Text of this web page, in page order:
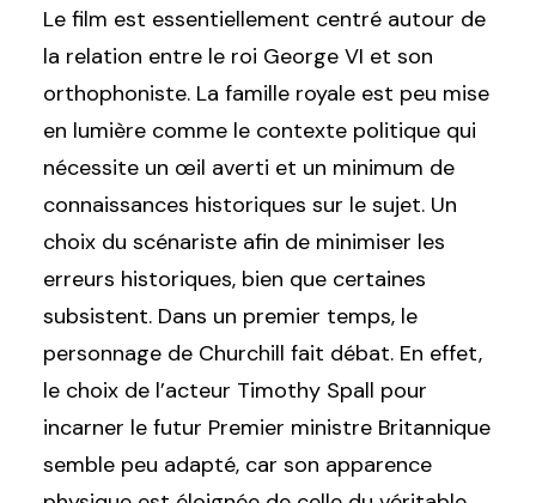
Le film est essentiellement centré autour de
la relation entre le roi George VI et son
orthophoniste. La famille royale est peu mise
en lumière comme le contexte politique qui
nécessite un œil averti et un minimum de
connaissances historiques sur le sujet. Un
choix du scénariste afin de minimiser les
erreurs historiques, bien que certaines
subsistent. Dans un premier temps, le
personnage de Churchill fait débat. En effet,
le choix de l’acteur Timothy Spall pour
incarner le futur Premier ministre Britannique
semble peu adapté, car son apparence